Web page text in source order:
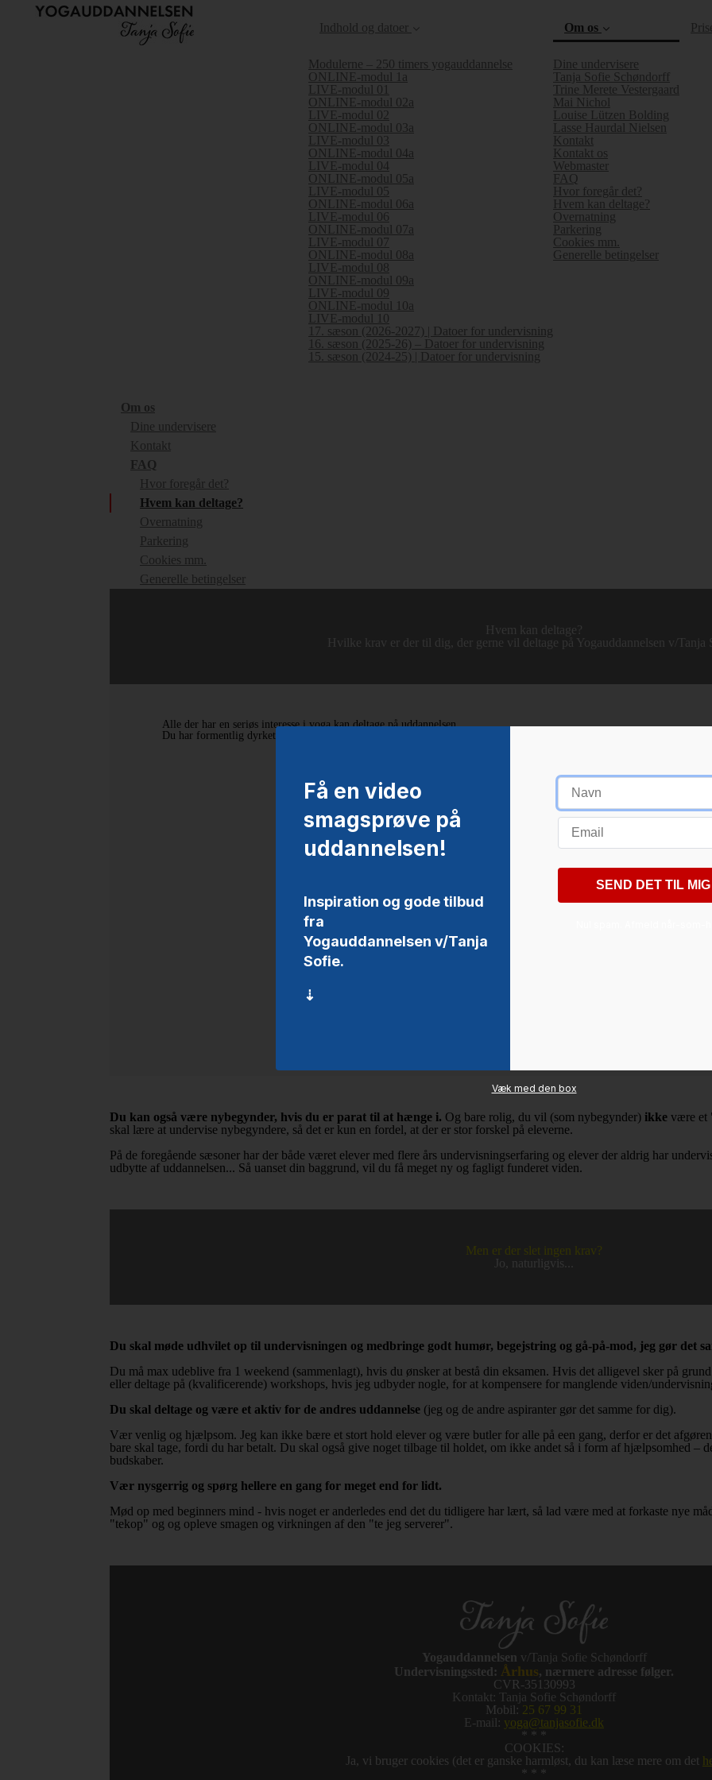
Indhold og datoer
Modulerne – 250 timers yogauddannelse
ONLINE-modul 1a
LIVE-modul 01
ONLINE-modul 02a
LIVE-modul 02
ONLINE-modul 03a
LIVE-modul 03
ONLINE-modul 04a
LIVE-modul 04
ONLINE-modul 05a
LIVE-modul 05
ONLINE-modul 06a
LIVE-modul 06
ONLINE-modul 07a
LIVE-modul 07
ONLINE-modul 08a
LIVE-modul 08
ONLINE-modul 09a
LIVE-modul 09
ONLINE-modul 10a
LIVE-modul 10
17. sæson (2026-2027) | Datoer for undervisning
16. sæson (2025-26) – Datoer for undervisning
15. sæson (2024-25) | Datoer for undervisning
Om os
Dine undervisere
Tanja Sofie Schøndorff
Trine Merete Vestergaard
Mai Nichol
Louise Lützen Bolding
Lasse Haurdal Nielsen
Kontakt
Kontakt os
Webmaster
FAQ
Hvor foregår det?
Hvem kan deltage?
Overnatning
Parkering
Cookies mm.
Generelle betingelser
Om os
Dine undervisere
Kontakt
FAQ
Hvor foregår det?
Hvem kan deltage?
Overnatning
Parkering
Cookies mm.
Generelle betingelser
Hvem kan deltage?
Hvilke krav er der til dig, der gerne vil deltage på Yogauddannelsen v/Tanja
Alle der har en seriøs interesse i yoga kan deltage på uddannelsen.
Du har formentlig dyrket yoga før og vil gerne gå mere i dybden med yoga, men det er ikke noget krav...
Du kan også være nybegynder, hvis du er parat til at hænge i. Og bare rolig, du vil (som nybegynder) ikke være et
skal lære at undervise nybegyndere, så det er kun en fordel, at der er stor forskel på eleverne.
På de foregående sæsoner har der både været elever med flere års undervisningserfaring og elever der aldrig har
udbytte af uddannelsen... Så uanset din baggrund, vil du få meget ny og fagligt funderet viden.
Men er der slet ingen krav?
Jo, naturligvis...
Du skal møde udhvilet op til undervisningen og medbringe godt humør, begejstring og gå-på-mod, jeg gør det
Du må max udeblive fra 1 weekend (sammenlagt), hvis du ønsker at bestå din eksamen. Hvis det alligevel sker på
eller deltage på (kvalificerende) workshops, hvis jeg udbyder nogle, for at kompensere for manglende viden/
Du skal deltage og være et aktiv for de andres uddannelse (jeg og de andre aspiranter gør det samme for dig).
Vær venlig og hjælpsom. Jeg kan ikke bære et stort hold elever og være butler for alle på een gang, derfor er det
bare skal tage, fordi du har betalt. Du skal også give noget tilbage til holdet, om ikke andet så i form af hjælpsomhed –
budskaber.
Vær nysgerrig og spørg hellere en gang for meget end for lidt.
Mød op med beginners mind - hvis noget er anderledes end det du tidligere har lært, så lad være med at forkaste nye
"tekop" og og opleve smagen og virkningen af den "te jeg serverer".
Yogauddannelsen v/Tanja Sofie Schøndorff
Undervisningssted: Århus, nærmere adresse følger.
CVR-35130993
Kontakt: Tanja Sofie Schøndorff
Mobil: 25 67 99 31
E-mail: yoga@tanjasofie.dk
* * *
COOKIES:
Ja, vi bruger cookies (det er ganske harmløst, du kan læse mere om det
* * *
Få en video
smagsprøve på
uddannelsen!
Inspiration og gode tilbud
fra
Yogauddannelsen v/Tanja
Sofie.
⇣
Væk med den box